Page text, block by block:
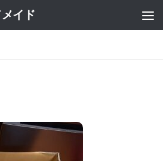
イド